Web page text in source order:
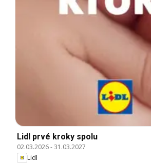
Lidl prvé kroky spolu
02.03.2026-31.03.2027
Lidl